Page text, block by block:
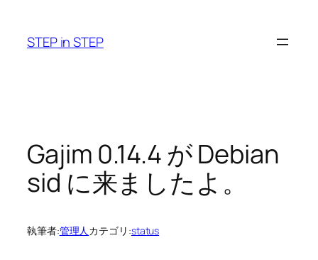
STEP in STEP
Gajim 0.14.4 が Debian
sid に来ましたよ。
執筆者:管理人カテゴリ:status